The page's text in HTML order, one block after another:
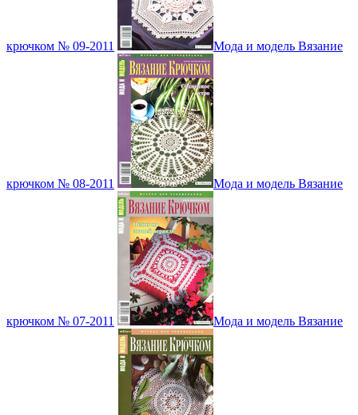
крючком № 09-2011 Мода и модель Вязание
крючком № 08-2011 Мода и модель Вязание
крючком № 07-2011 Мода и модель Вязание